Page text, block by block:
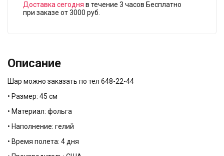
Доставка сегодня в течение 3 часов Бесплатно
при заказе от 3000 руб.
Описание
Шар можно заказать по тел 648-22-44
• Размер: 45 см
• Материал: фольга
• Наполнение: гелий
• Время полета: 4 дня